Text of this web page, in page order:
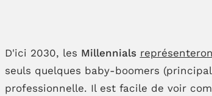
D'ici 2030, les Millennials
seuls quelques baby-boomers
professionnelle. Il est facile de voir